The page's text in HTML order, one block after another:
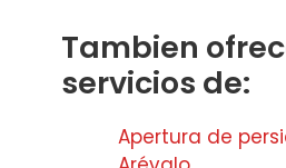
Tambien
servicios de:
Apertura de